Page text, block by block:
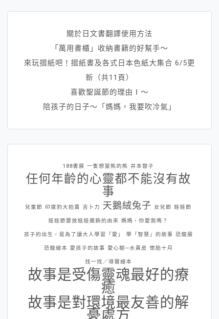
關於日文書翻譯使用方法
「萬用書櫃」收納書籍的好幫手～
來玩摺紙吧！摺紙書及各式日本色紙大集合 6/5更
新（共11頁）
喜歡聖誕節的理由Ⅰ～
陪孩子的日子～「媽媽，我要吹冷氣」
188書展 一隻想當熊的熊 井本蓉子
任何年齡的心靈都不能沒有故
事
兒童節 印度豹大拍賣 吉卜力 天鵝絨兔子 女兒節 娃娃節
娃娃節要放娃娃擺飾的由來 媽媽，你愛我嗎？
孩子的出生，是為了讓大人學習「愛」 學「智慧」的故事 恐龍展
恐龍繪本 愛孩子的故事 愛心樹─水黃皮 懷胎十月
找一找／尋寶繪本
故事是受傷靈魂最好的療
癒
故事是對環境最友善的解
憂處方